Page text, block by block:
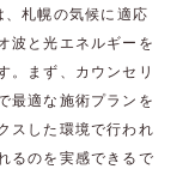
札幌の気候に適応
波と光エネルギーを
。まず、カウンセリ
最適な施術プランを
スした環境で行われ
るのを実感できるで